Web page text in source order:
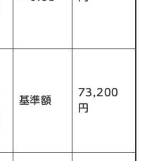
基準額
73,200
円